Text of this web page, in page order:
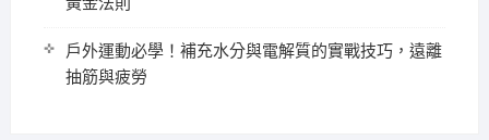
戶外運動必學！補充水分與電解質的實戰技巧，遠離
抽筋與疲勞